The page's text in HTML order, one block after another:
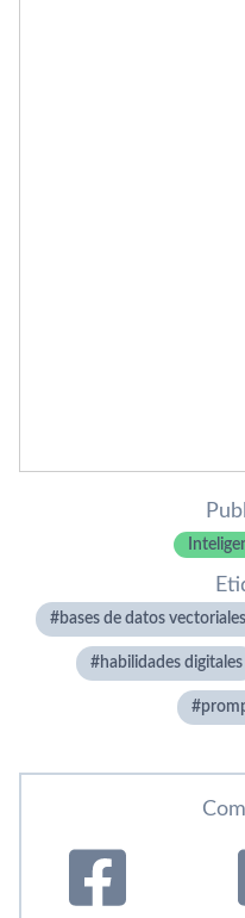
bases de datos vectoriales
habilidades digitales